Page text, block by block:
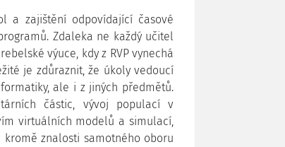
a zajištění odpovídající časové
Zdaleka ne každý učitel
výuce, kdy z RVP vynechá
je zdůraznit, že úkoly vedoucí
ale i z jiných předmětů.
částic, vývoj populací v
virtuálních modelů a simulací,
znalosti samotného oboru